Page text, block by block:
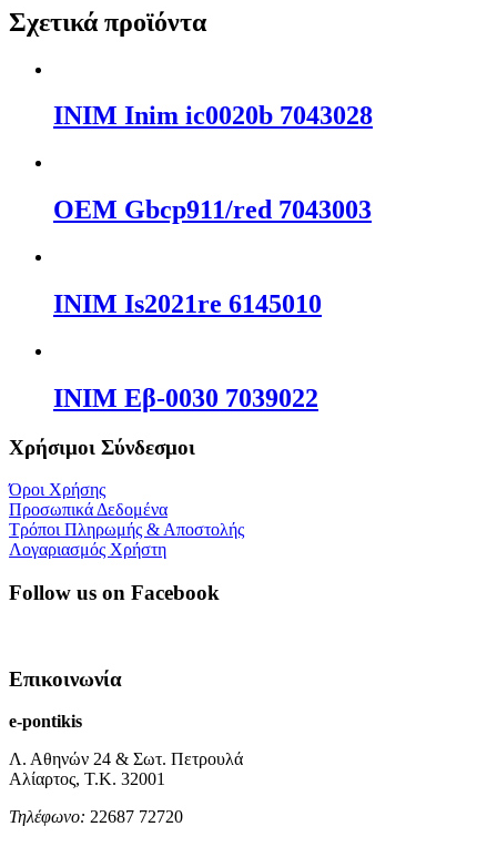
Σχετικά προϊόντα
INIM Inim ic0020b 7043028
OEM Gbcp911/red 7043003
INIM Is2021re 6145010
INIM Εβ-0030 7039022
Χρήσιμοι Σύνδεσμοι
Όροι Χρήσης
Προσωπικά Δεδομένα
Τρόποι Πληρωμής & Αποστολής
Λογαριασμός Χρήστη
Follow us on Facebook
Επικοινωνία
e-pontikis
Λ. Αθηνών 24 & Σωτ. Πετρουλά
Αλίαρτος, Τ.Κ. 32001
Τηλέφωνο: 22687 72720